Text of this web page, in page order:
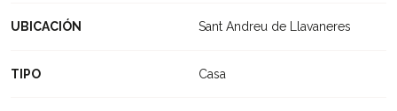
UBICACIÓN Sant Andreu de Llavaneres
TIPO Casa